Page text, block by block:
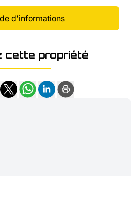
d'informations
cette propriété